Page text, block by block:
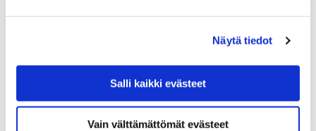
Näytä tiedot
Salli kaikki evästeet
Vain välttämättömät evästeet
aikajänteen ohjenuorana katujen
liikenneverkkosuunnitelman loppuraportin